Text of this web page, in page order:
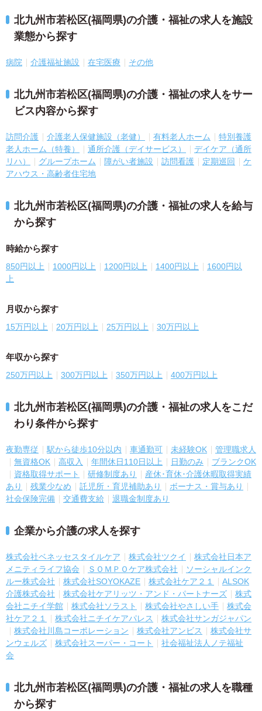
北九州市若松区(福岡県)の介護・福祉の求人を施設
業態から探す
病院 介護福祉施設 在宅医療 その他
北九州市若松区(福岡県)の介護・福祉の求人をサー
ビス内容から探す
訪問介護 介護老人保健施設（老健） 有料老人ホーム
特別養護
老人ホーム（特養）
通所介護（デイサービス）
デイケア（通所
リハ）
グループホーム 障がい者施設 訪問看護 定期巡回
ケ
アハウス・高齢者住宅地
北九州市若松区(福岡県)の介護・福祉の求人を給与
から探す
時給から探す
850円以上 1000円以上 1200円以上 1400円以上
1600円以
上
月収から探す
15万円以上 20万円以上 25万円以上 30万円以上
年収から探す
250万円以上 300万円以上 350万円以上 400万円以上
北九州市若松区(福岡県)の介護・福祉の求人をこだ
わり条件から探す
夜勤専従 駅から徒歩10分以内 車通勤可 未経験OK
管理職求人
無資格OK
高収入 年間休日110日以上 日勤のみ
ブランクOK
資格取得サポート
研修制度あり
産休･育休･介護休暇取得実績
あり
残業少なめ 託児所・育児補助あり
ボーナス・賞与あり
社会保険完備
交通費支給 退職金制度あり
企業から介護の求人を探す
株式会社ベネッセスタイルケア 株式会社ツクイ
株式会社日本ア
メニティライフ協会
ＳＯＭＰＯケア株式会社
ソーシャルインク
ルー株式会社
株式会社SOYOKAZE 株式会社ケア２１
ALSOK
介護株式会社
株式会社ケアリッツ・アンド・パートナーズ
株式
会社ニチイ学館
株式会社ソラスト 株式会社やさしい手
株式会
社ケア２１
株式会社ニチイケアパレス
株式会社サンガジャパン
株式会社川島コーポレーション
株式会社アンビス
株式会社サ
ンウェルズ
株式会社スーパー・コート
社会福祉法人ノテ福祉
会
北九州市若松区(福岡県)の介護・福祉の求人を職種
から探す